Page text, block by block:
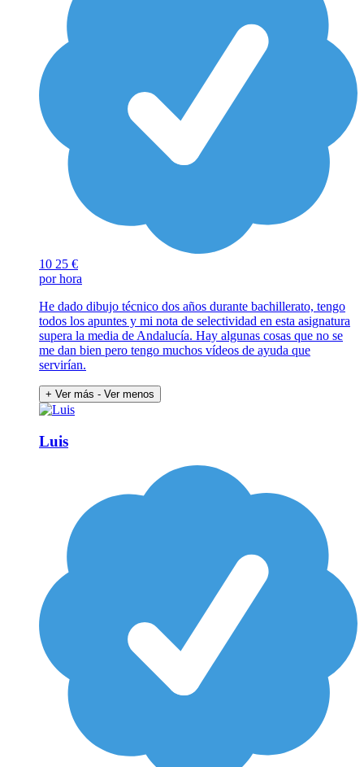
10 25 €
por hora
He dado dibujo técnico dos años durante bachillerato, tengo
todos los apuntes y mi nota de selectividad en esta asignatura
supera la media de Andalucía. Hay algunas cosas que no se
me dan bien pero tengo muchos vídeos de ayuda que
servirían.
+ Ver más - Ver menos
Luis